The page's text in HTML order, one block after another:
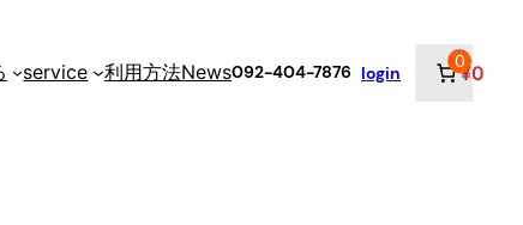
service 利用方法News092-404-7876 login
0
¥0